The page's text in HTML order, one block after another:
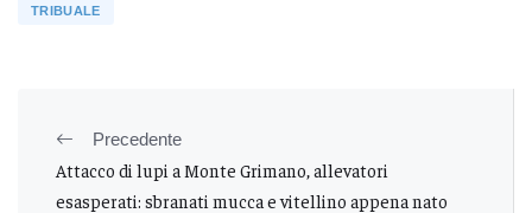
TRIBUALE
Precedente
Attacco di lupi a Monte Grimano, allevatori
esasperati: sbranati mucca e vitellino appena nato